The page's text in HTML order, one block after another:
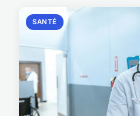
SANTÉ